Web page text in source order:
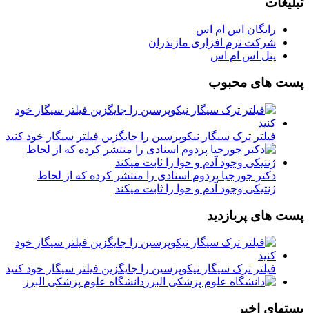
رایگان اس ام اس
شرکت نرم افزاری مازندران
پنل اس ام اس
پست های محبوب
فیلتر ترک سیگار نیکوپرسین را جایگزین فیلتر سیگار خود کنید
دکتر جورجیا پردوم اسنادی را منتشر کرده که از لحاظ
ژنتیکی وجود آدم و حوا را ثابت میکند
پست های پربازدید
فیلتر ترک سیگار نیکوپرسین را جایگزین فیلتر سیگار خود کنید
دانشگاه علوم پزشکی البرز
پستهای اخیر